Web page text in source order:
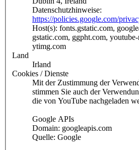
Datenschutzhinweise:
https://policies.google.com/
Host(s): fonts.gstatic.com,
gstatic.com, ggpht.com,
ytimg.com
Land
Irland
Cookies / Dienste
Mit der Zustimmung der
stimmen Sie auch der
die von YouTube nachgeladen
Google APIs
Domain: googleapis.com
Quelle: Google